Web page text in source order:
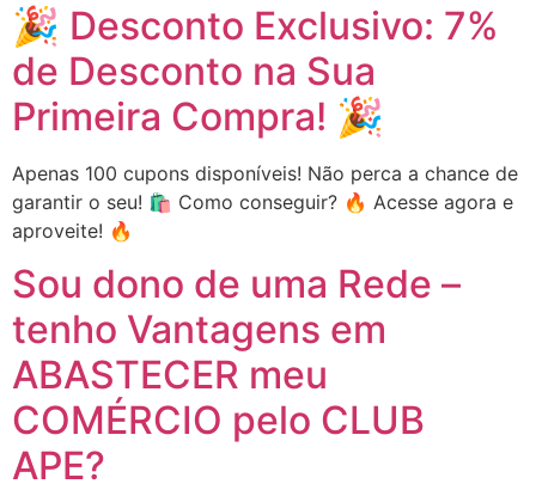
🎉 Desconto Exclusivo: 7%
de Desconto na Sua
Primeira Compra! 🎉
Apenas 100 cupons disponíveis! Não perca a chance de
garantir o seu! 🛍️ Como conseguir? 🔥 Acesse agora e
aproveite! 🔥
Sou dono de uma Rede –
tenho Vantagens em
ABASTECER meu
COMÉRCIO pelo CLUB
APE?